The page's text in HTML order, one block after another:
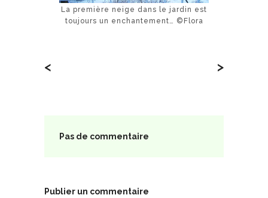
La première neige dans le jardin est
toujours un enchantement… ©Flora
< >
Pas de commentaire
Publier un commentaire